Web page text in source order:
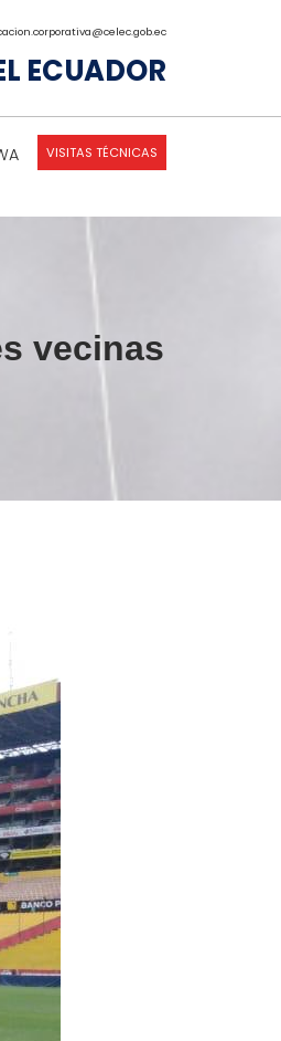
ECUADOR
VISITAS TÉCNICAS
vecinas